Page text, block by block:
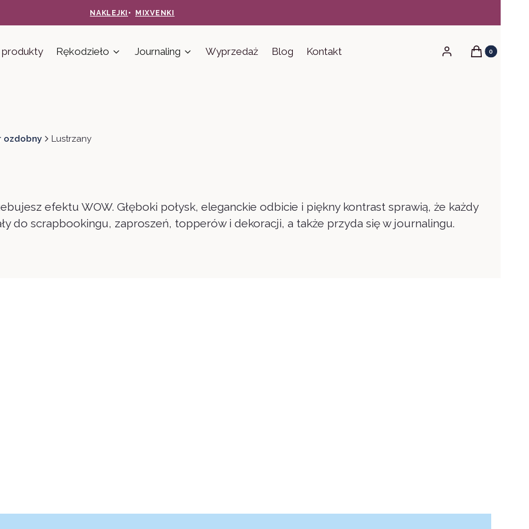
NAKLEJKI • MIXVENKI
Rękodzieło Journaling Wyprzedaż Blog Kontakt Zaloguj sięProdukty w
Koszyk
ozdobny Lustrzany
efektu WOW. Głęboki połysk, eleganckie odbicie i piękny kontrast sprawią, że każdy
do scrapbookingu, zaproszeń, topperów i dekoracji, a także przyda się w journalingu.